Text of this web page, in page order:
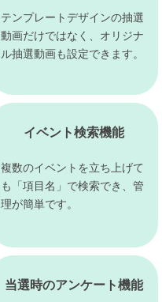
テンプレートデザインの抽選
動画だけではなく、オリジナ
ル抽選動画も設定できます。
イベント検索機能
複数のイベントを立ち上げて
も「項目名」で検索でき、管
理が簡単です。
当選時のアンケート機能